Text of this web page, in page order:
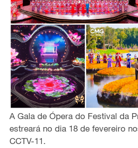
A Gala de Ópera do Festival da
estreará no dia 18 de fevereiro
CCTV-11.